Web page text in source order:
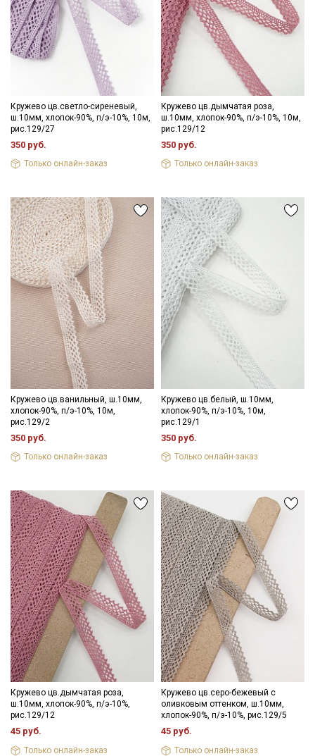
Кружево цв.светло-сиреневый,
ш.10мм, хлопок-90%, п/э-10%, 10м,
рис.129/27
350 руб.
Только онлайн-заказ
Кружево цв.дымчатая роза,
ш.10мм, хлопок-90%, п/э-10%, 10м,
рис.129/12
350 руб.
Только онлайн-заказ
Кружево цв.ванильный, ш.10мм,
хлопок-90%, п/э-10%, 10м,
рис.129/2
350 руб.
Только онлайн-заказ
Кружево цв.белый, ш.10мм,
хлопок-90%, п/э-10%, 10м,
рис.129/1
350 руб.
Только онлайн-заказ
Кружево цв.дымчатая роза,
ш.10мм, хлопок-90%, п/э-10%,
рис.129/12
45 руб.
Только онлайн-заказ
Кружево цв.серо-бежевый с
оливковым оттенком, ш.10мм,
хлопок-90%, п/э-10%, рис.129/5
45 руб.
Только онлайн-заказ
Секретная рассылка от Купава
Мы публикуем здесь дополнительные
промокоды и скидки до 30% на узкие
категории тканей
Электронная почта
Подписаться
Ознакомлен(а) сПолитикой обработки персональных
данныхи даюСогласие на обработку персональных
данных
ДаюСогласие на получение рекламных и
информационных рассылок